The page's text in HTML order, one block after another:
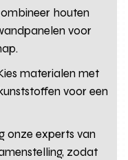
houten
voor
materialen met
voor een
onze experts van
zodat